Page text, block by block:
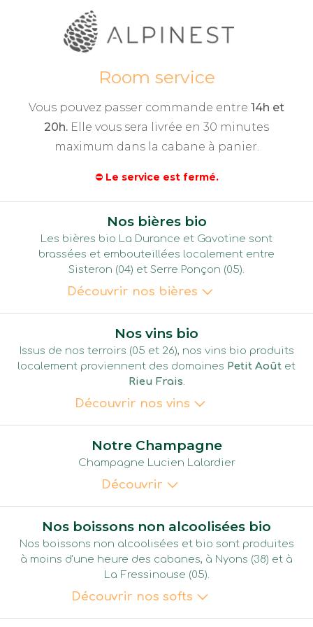
Room service
Vous pouvez passer commande entre 14h et
20h. Elle vous sera livrée en 30 minutes
maximum dans la cabane à panier.
⛔ Le service est fermé.
Nos bières bio
Les bières bio La Durance et Gavotine sont
brassées et embouteillées localement entre
Sisteron (04) et Serre Ponçon (05).
Découvrir nos bières
La Durance
0,33cl
6,50€
Équilibrée,
Rondeurs & amertume.
Blanche
Gavotine
0,33cl
6,50€
En savoir plus
Au petit épeautre
Blonde
Gavotine
0,33cl
6,50€
Nos vins bio
Issus de nos terroirs (05 et 26), nos vins bio produits
localement proviennent des domaines Petit Août et
Rieu Frais.
Découvrir nos vins
Petit Août
Cuvée Tout compte
fait
0,75cl
35€
Vin Rosé
Rieu Frais
Cuvée Clémentine
IGP Baronnies Pce
35€
Notre Champagne
Champagne Lucien Lalardier
Découvrir
Champagne
Charles Montaigne
Blanc brut
0,75cl
55€
Souple et rond à l’aspect gourmand, équilibré et fruité.
Nos boissons non alcoolisées bio
Nos boissons non alcoolisées et bio sont produites
à moins d'une heure des cabanes, à Nyons (38) et à
La Fressinouse (05).
Découvrir nos softs